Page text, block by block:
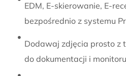
EDM, E-skierowanie, E-
bezpośrednio z systemu
Dodawaj zdjęcia prosto z
do dokumentacji i